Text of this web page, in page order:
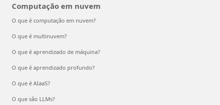
Computação em nuvem
O que é computação em nuvem?
O que é multinuvem?
O que é aprendizado de máquina?
O que é aprendizado profundo?
O que é AIaaS?
O que são LLMs?